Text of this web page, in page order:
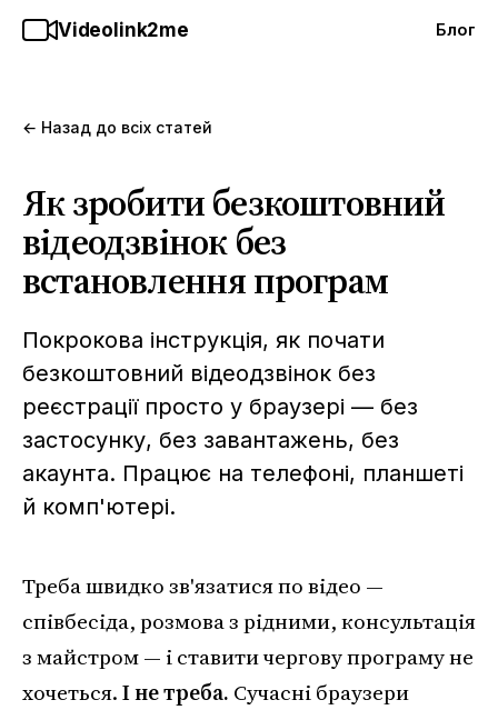
Videolink2me Блог
← Назад до всіх статей
Як зробити безкоштовний
відеодзвінок без
встановлення програм
Покрокова інструкція, як почати
безкоштовний відеодзвінок без
реєстрації просто у браузері — без
застосунку, без завантажень, без
акаунта. Працює на телефоні, планшеті
й комп'ютері.
Треба швидко зв'язатися по відео —
співбесіда, розмова з рідними, консультація
з майстром — і ставити чергову програму не
хочеться.І не треба. Сучасні браузери